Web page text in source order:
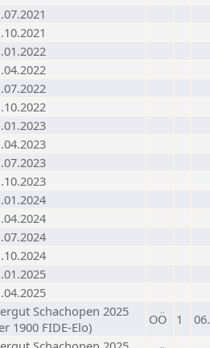
Schachopen 2025
1900 FIDE-Elo)
OÖ 1